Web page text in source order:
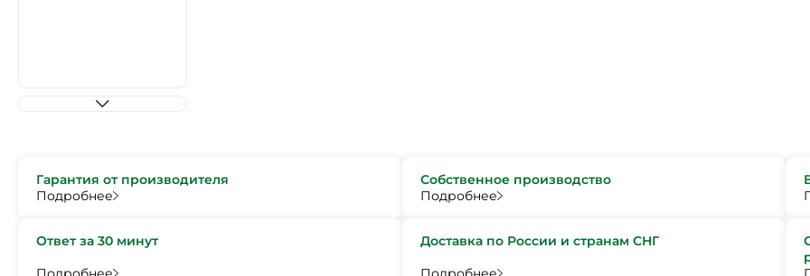
Гарантия от производителя
Подробнее
Собственное производство
Подробнее
Ответ за 30 минут
Доставка по России и странам СНГ